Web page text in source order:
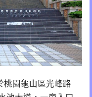
桃園龜山區光峰路